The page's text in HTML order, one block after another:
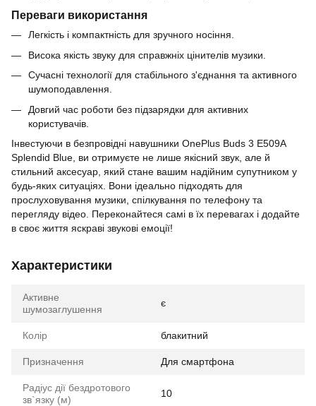
Переваги використання
Легкість і компактність для зручного носіння.
Висока якість звуку для справжніх цінителів музики.
Сучасні технології для стабільного з'єднання та активного
шумоподавлення.
Довгий час роботи без підзарядки для активних
користувачів.
Інвестуючи в безпровідні навушники OnePlus Buds 3 E509A
Splendid Blue, ви отримуєте не лише якісний звук, але й
стильний аксесуар, який стане вашим надійним супутником у
будь-яких ситуаціях. Вони ідеально підходять для
прослуховування музики, спілкування по телефону та
перегляду відео. Переконайтеся самі в їх перевагах і додайте
в своє життя яскраві звукові емоції!
Характеристики
Активне
шумозаглушення
є
Колір блакитний
Призначення Для смартфона
Радіус дії бездротового
зв`язку (м)
10